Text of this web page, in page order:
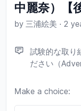
中麗奈）【
by 三浦絵美 · 2
試験的な取り
ださい（
Make a choice:
Poll options